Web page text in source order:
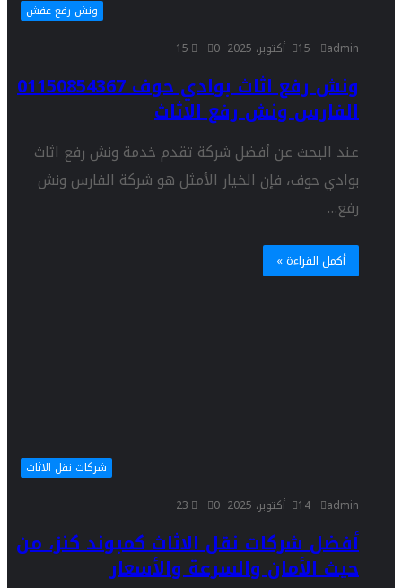
ونش رفع عفش
admin
15 أكتوبر، 2025 0
15
ونش رفع اثاث بوادي حوف 01150854367
الفارس ونش رفع الاثاث
عند البحث عن أفضل شركة تقدم خدمة ونش رفع اثاث
بوادي حوف، فإن الخيار الأمثل هو شركة الفارس ونش
رفع…
أكمل القراءة »
شركات نقل الاثاث
admin
14 أكتوبر، 2025 0
23
أفضل شركات نقل الاثاث كمبوند كنز، من
حيث الأمان والسرعة والأسعار